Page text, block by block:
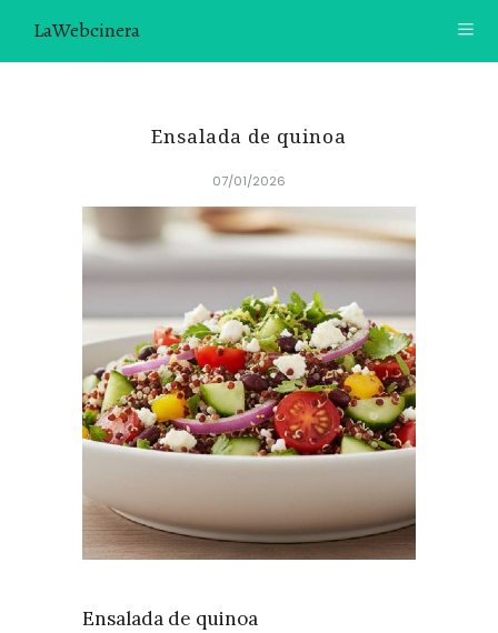
LaWebcinera
CONTACTO
SOBRE MÍ
¿TE GUSTARÍA UNIRTE A NUESTRA AVENTURA GASTRON
ÓMICA?
ÚNETE A LA NEWSLETTER
RECOMENDACIONES
Ensalada de quinoa
07/01/2026
Ensalada de quinoa